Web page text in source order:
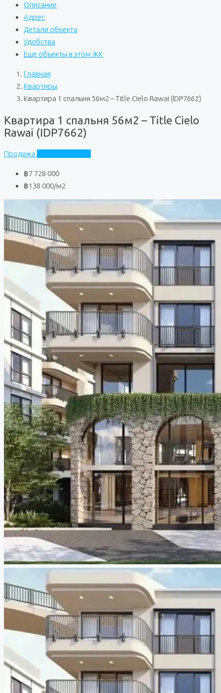
Описание
Адрес
Детали объекта
Удобства
Еще объекты в этом ЖК
Главная
Квартиры
Квартира 1 спальня 56м2 – Title Cielo Rawai (IDP7662)
Квартира 1 спальня 56м2 – Title Cielo
Rawai (IDP7662)
Продажа
฿7 728 000
฿138 000/м2